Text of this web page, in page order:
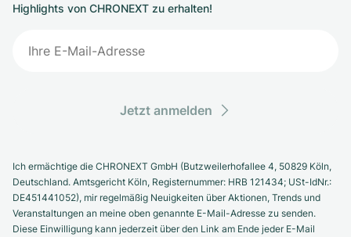
Highlights von CHRONEXT zu erhalten!
Jetzt anmelden
Ich ermächtige die CHRONEXT GmbH (Butzweilerhofallee 4, 50829 Köln,
Deutschland. Amtsgericht Köln, Registernummer: HRB 121434; USt-IdNr.:
DE451441052), mir regelmäßig Neuigkeiten über Aktionen, Trends und
Veranstaltungen an meine oben genannte E-Mail-Adresse zu senden.
Diese Einwilligung kann jederzeit über den Link am Ende jeder E-Mail